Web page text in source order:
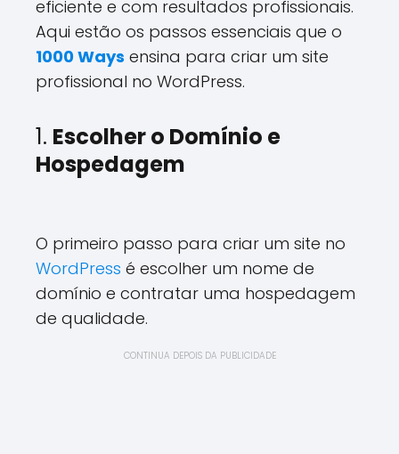
eficiente e com resultados profissionais.
Aqui estão os passos essenciais que o
1000 Ways ensina para criar um site
profissional no WordPress.
1. Escolher o Domínio e
Hospedagem
O primeiro passo para criar um site no
WordPress é escolher um nome de
domínio e contratar uma hospedagem
de qualidade.
CONTINUA DEPOIS DA PUBLICIDADE